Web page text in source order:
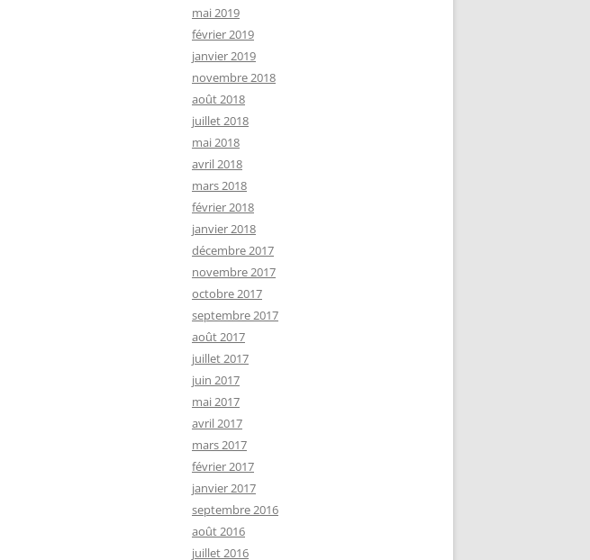
mai 2019
février 2019
janvier 2019
novembre 2018
août 2018
juillet 2018
mai 2018
avril 2018
mars 2018
février 2018
janvier 2018
décembre 2017
novembre 2017
octobre 2017
septembre 2017
août 2017
juillet 2017
juin 2017
mai 2017
avril 2017
mars 2017
février 2017
janvier 2017
septembre 2016
août 2016
juillet 2016